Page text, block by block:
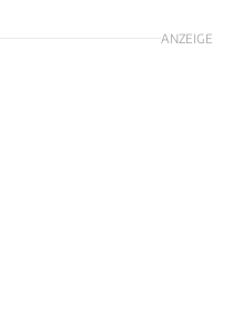
ANZEIGE